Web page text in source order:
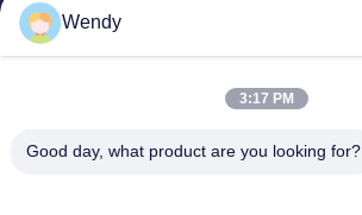
VRショー
Wendy
3:17 PM
Good day, what product are you looking for?